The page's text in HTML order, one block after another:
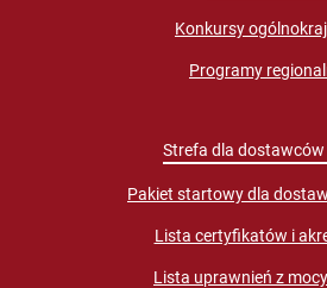
Konkursy
Programy
Strefa dla dostawców
Pakiet startowy dla
Lista certyfikatów i
Lista uprawnień z